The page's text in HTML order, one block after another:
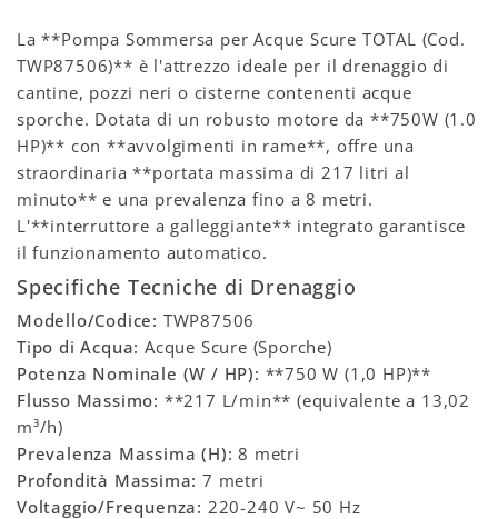
La **Pompa Sommersa per Acque Scure TOTAL (Cod.
TWP87506)** è l'attrezzo ideale per il drenaggio di
cantine, pozzi neri o cisterne contenenti acque
sporche. Dotata di un robusto motore da **750W (1.0
HP)** con **avvolgimenti in rame**, offre una
straordinaria **portata massima di 217 litri al
minuto** e una prevalenza fino a 8 metri.
L'**interruttore a galleggiante** integrato garantisce
il funzionamento automatico.
Specifiche Tecniche di Drenaggio
Modello/Codice: TWP87506
Tipo di Acqua: Acque Scure (Sporche)
Potenza Nominale (W / HP): **750 W (1,0 HP)**
Flusso Massimo: **217 L/min** (equivalente a 13,02
m³/h)
Prevalenza Massima (H): 8 metri
Profondità Massima: 7 metri
Voltaggio/Frequenza: 220-240 V~ 50 Hz